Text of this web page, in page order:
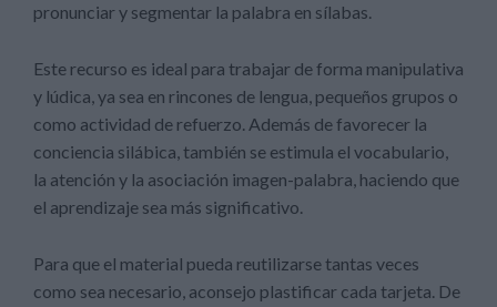
pronunciar y segmentar la palabra en sílabas.
Este recurso es ideal para trabajar de forma manipulativa
y lúdica, ya sea en rincones de lengua, pequeños grupos o
como actividad de refuerzo. Además de favorecer la
conciencia silábica, también se estimula el vocabulario,
la atención y la asociación imagen-palabra, haciendo que
el aprendizaje sea más significativo.
Para que el material pueda reutilizarse tantas veces
como sea necesario, aconsejo plastificar cada tarjeta. De